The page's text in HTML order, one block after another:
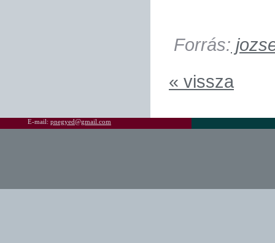
Forrás:
« vissza
E-mail: pnegyed@gmail.com